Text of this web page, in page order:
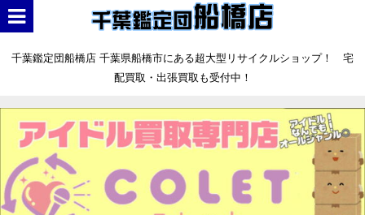
千葉鑑定団船橋店 千葉県船橋市にある超大型リサイクルショップ！ 宅
配買取・出張買取も受付中！